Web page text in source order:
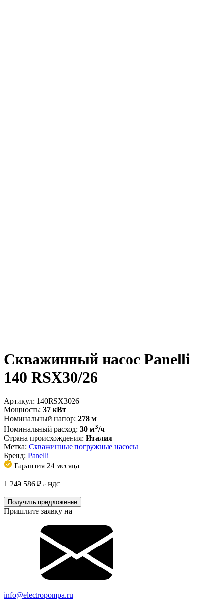
Скважинный насос Panelli
140 RSX30/26
Артикул: 140RSX3026
Мощность: 37 кВт
Номинальный напор: 278 м
Номинальный расход: 30 м3/ч
Страна происхождения: Италия
Метка: Скважинные погружные насосы
Бренд: Panelli
Гарантия 24 месяца
1 249 586 ₽ с НДС
Получить предложение
Пришлите заявку на
info@electropompa.ru